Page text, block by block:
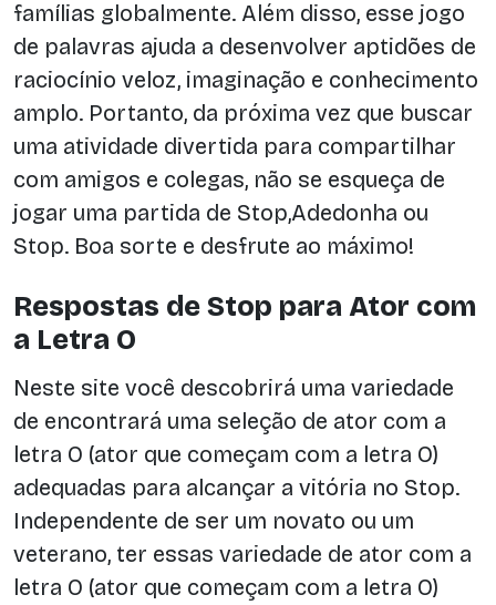
famílias globalmente. Além disso, esse jogo
de palavras ajuda a desenvolver aptidões de
raciocínio veloz, imaginação e conhecimento
amplo. Portanto, da próxima vez que buscar
uma atividade divertida para compartilhar
com amigos e colegas, não se esqueça de
jogar uma partida de Stop,Adedonha ou
Stop. Boa sorte e desfrute ao máximo!
Respostas de Stop para Ator com
a Letra O
Neste site você descobrirá uma variedade
de encontrará uma seleção de ator com a
letra O (ator que começam com a letra O)
adequadas para alcançar a vitória no Stop.
Independente de ser um novato ou um
veterano, ter essas variedade de ator com a
letra O (ator que começam com a letra O)